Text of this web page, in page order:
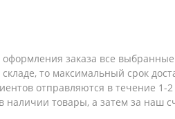
заказа все
то максимальный срок
отправляются в течение
товары, а затем за наш